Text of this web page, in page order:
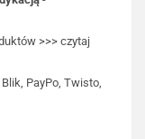
>>> czytaj
Blik, PayPo, Twisto,